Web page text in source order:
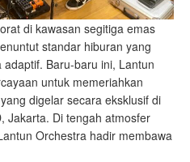
di kawasan segitiga emas
standar hiburan yang
Baru-baru ini, Lantun
untuk memeriahkan
digelar secara eksklusif di
Jakarta. Di tengah atmosfer
Orchestra hadir membawa